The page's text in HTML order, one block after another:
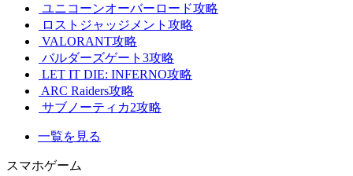
ユニコーンオーバーロード攻略
ロストジャッジメント攻略
VALORANT攻略
バルダーズゲート3攻略
LET IT DIE: INFERNO攻略
ARC Raiders攻略
サブノーティカ2攻略
一覧を見る
スマホゲーム